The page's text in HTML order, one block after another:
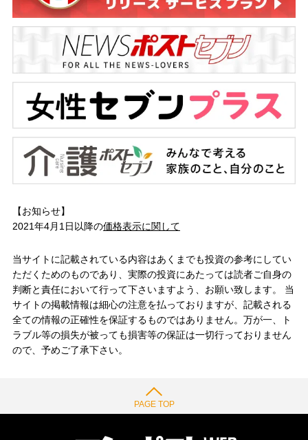
【お知らせ】
2021年4月1日以降の価格表示に関して
当サイトに記載されている内容はあくまでも投資の参考にしてい
ただくためのものであり、実際の投資にあたっては読者ご自身の
判断と責任において行って下さいますよう、お願い致します。 当
サイトの掲載情報は細心の注意を払っておりますが、記載される
全ての情報の正確性を保証するものではありません。万が一、ト
ラブル等の損失が被っても損害等の保証は一切行っておりません
ので、予めご了承下さい。
PAGE TOP